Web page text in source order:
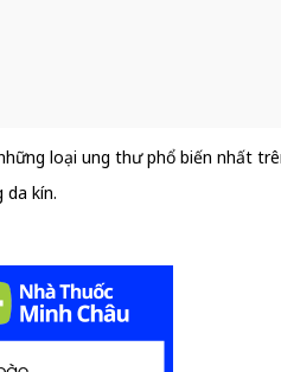
loại ung thư phổ biến nhất
kín.